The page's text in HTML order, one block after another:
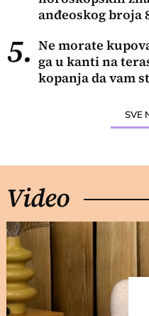
anđeoskog broja
5. Ne morate
ga u kanti na
kopanja da vam
SVE
Video